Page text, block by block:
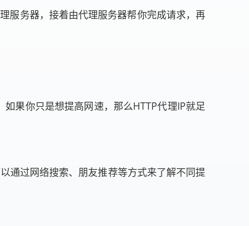
服务器，接着由代理服务器帮你完成请求，再
果你只是想提高网速，那么HTTP代理IP就足
通过网络搜索、朋友推荐等方式来了解不同提